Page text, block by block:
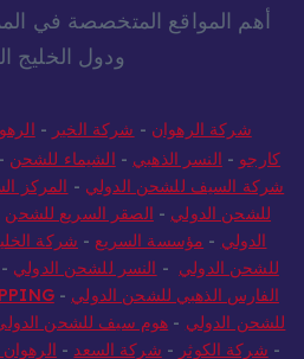
أهم المواقع المتخصصة في
ودول الخليج
شركة الرهوان - شركة الخير -
كارجو - النسر الذهبي - الشيماء للشحن -
شركة السيف للشحن الدولي - المركز
للشحن الدولي - الصقر السريع للشحن
الدولي - مؤسسة السريع - شركة
للشحن الدولي - النسر للشحن الدولي -
الفارس الذهبي للشحن الدولي -
للشحن الدولي - هوم سيف للشحن
- شركة الكوثر - شركة السعد -